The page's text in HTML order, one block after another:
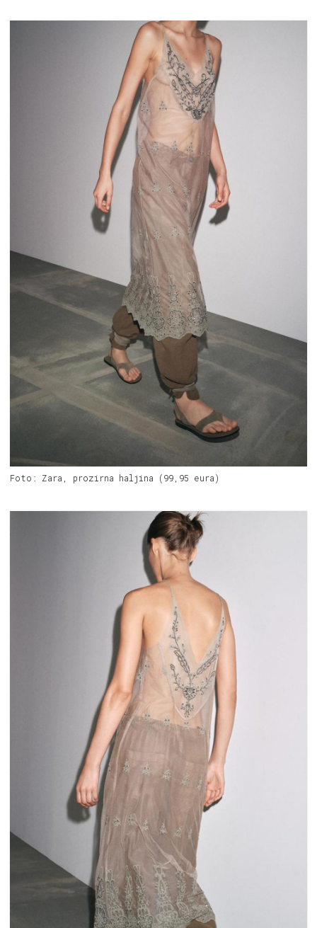
Foto: Zara, prozirna haljina (99,95 eura)